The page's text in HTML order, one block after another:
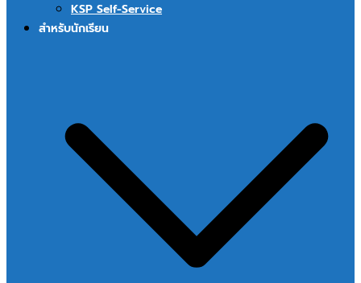
KSP Self-Service
สำหรับนักเรียน